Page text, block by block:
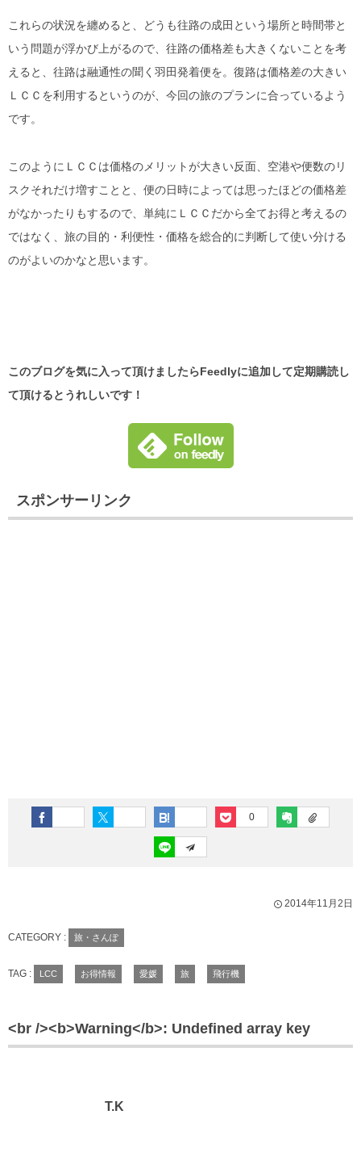
これらの状況を纏めると、どうも往路の成田という場所と時間帯と
いう問題が浮かび上がるので、往路の価格差も大きくないことを考
えると、往路は融通性の聞く羽田発着便を。復路は価格差の大きい
ＬＣＣを利用するというのが、今回の旅のプランに合っているよう
です。
このようにＬＣＣは価格のメリットが大きい反面、空港や便数のリ
スクそれだけ増すことと、便の日時によっては思ったほどの価格差
がなかったりもするので、単純にＬＣＣだから全てお得と考えるの
ではなく、旅の目的・利便性・価格を総合的に判断して使い分ける
のがよいのかなと思います。
このブログを気に入って頂けましたらFeedlyに追加して定期購読し
て頂けるとうれしいです！
スポンサーリンク
0
2014年11月2日
CATEGORY : 旅・さんぽ
TAG : LCC お得情報 愛媛 旅 飛行機
<br /><b>Warning</b>: Undefined array key
T.K